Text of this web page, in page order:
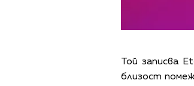
Той записва
близост